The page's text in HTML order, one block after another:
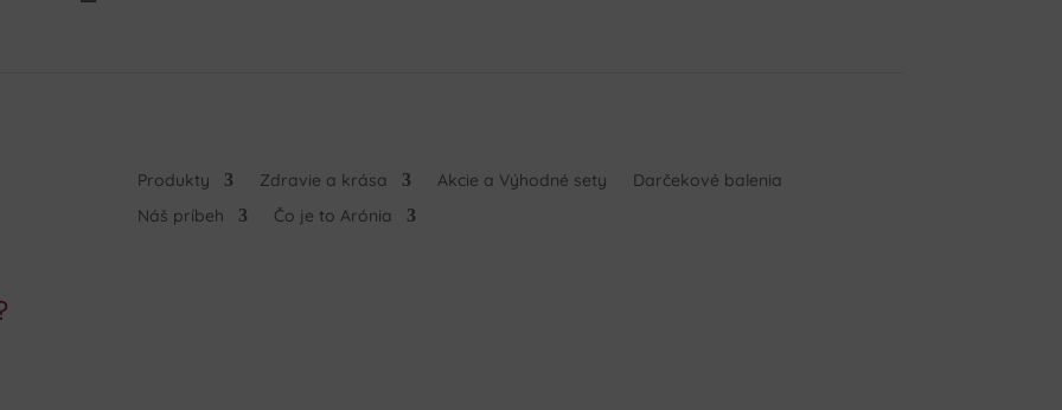
Produkty Zdravie a krása Akcie a Výhodné sety
Darčekové balenia
Náš príbeh
Čo je to Arónia